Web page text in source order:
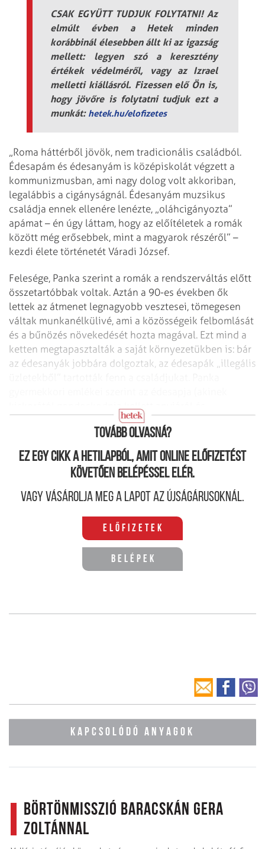
CSAK EGYÜTT TUDJUK FOLYTATNI! Az
elmúlt évben a Hetek minden
korábbinál élesebben állt ki az igazság
mellett: legyen szó a keresztény
értékek védelméről, vagy az Izrael
melletti kiállásról. Fizessen elő Ön is,
hogy jövőre is folytatni tudjuk ezt a
munkát: hetek.hu/elofizetes
„Roma háttérből jövök, nem tradicionális családból.
Édesapám és édesanyám is középiskolát végzett a
kommunizmusban, ami nagy dolog volt akkoriban,
legalábbis a cigányságnál. Édesanyám muzsikus
családja ennek ellenére lenézte, „oláhcigányozta”
apámat – én úgy láttam, hogy az előítéletek a romák
között még erősebbek, mint a magyarok részéről” –
kezdi élete történetét Váradi József.
Felesége, Panka szerint a romák a rendszerváltás előtt
összetartóbbak voltak. Aztán a 90-es években ők
lettek az átmenet legnagyobb vesztesei, tömegesen
váltak munkanélkülivé, ami a közösségeik felbomlását
és a bűnözés növekedését hozta magával. Ezt mind a
ketten megtapasztalták a saját környezetükben is: bár
az édesanyák jobbára dolgoztak, az édesapák „illegális
testvéreiről) rendszeresen börtönben ült.
Tovább olvasná?
Ez egy cikk a hetilapból, amit online előfizetést
követően belépéssel elér.
Vagy vásárolja meg a lapot az újságárusoknál.
Előfizetek
Belépek
KAPCSOLÓDÓ ANYAGOK
Börtönmisszió Baracskán Gera
Zoltánnal